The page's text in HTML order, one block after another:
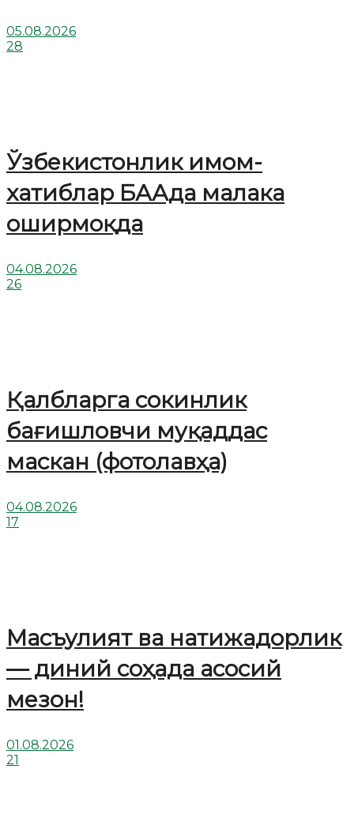
05.08.2026
28
Ўзбекистонлик имом-
хатиблар БААда малака
оширмоқда
04.08.2026
26
Қалбларга сокинлик
бағишловчи муқаддас
маскан (фотолавҳа)
04.08.2026
17
Масъулият ва натижадорлик
— диний соҳада асосий
мезон!
01.08.2026
21